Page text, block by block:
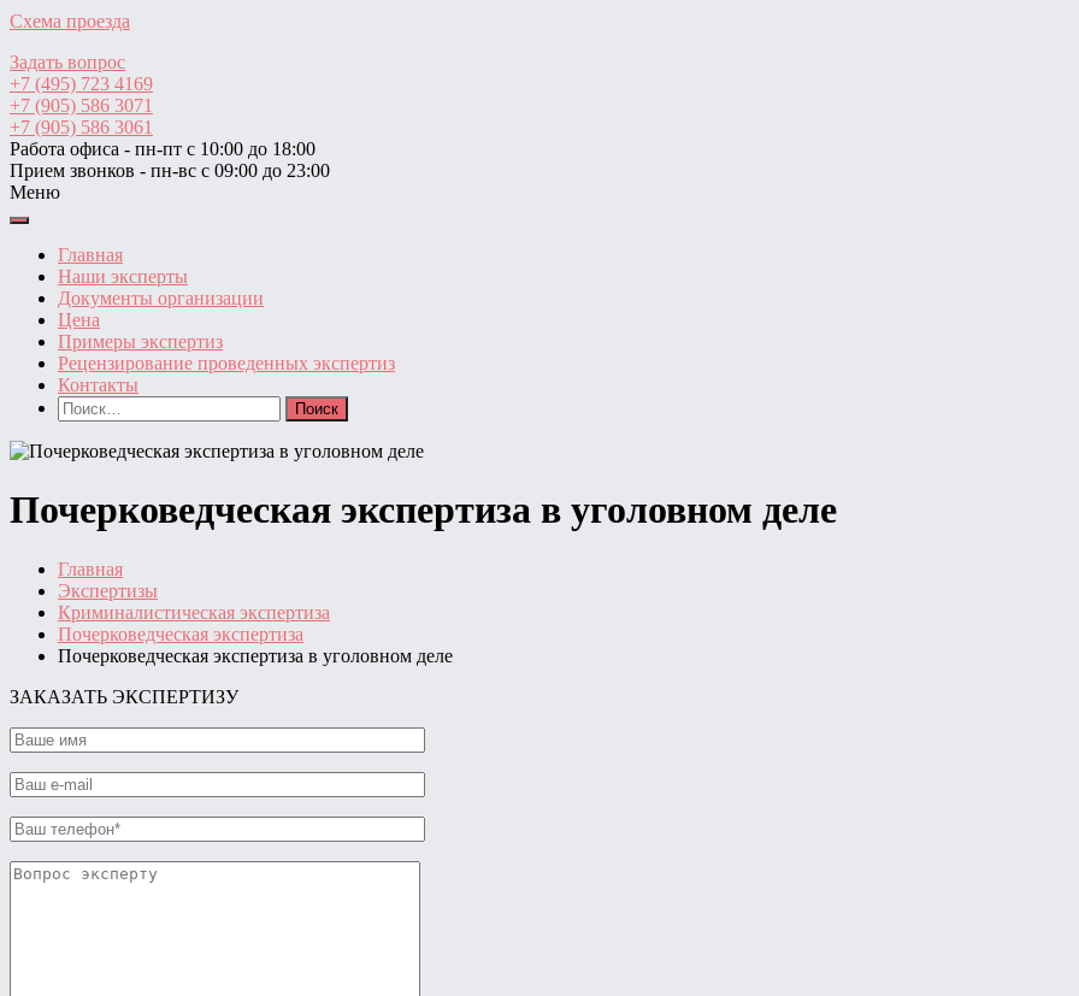
Схема проезда
Задать вопрос
+7 (495) 723 4169
+7 (905) 586 3071
+7 (905) 586 3061
Работа офиса - пн-пт с 10:00 до 18:00
Прием звонков - пн-вс с 09:00 до 23:00
Меню
Главная
Наши эксперты
Документы организации
Цена
Примеры экспертиз
Рецензирование проведенных экспертиз
Контакты
Найти:
Почерковедческая экспертиза в уголовном деле
Главная
Экспертизы
Криминалистическая экспертиза
Почерковедческая экспертиза
Почерковедческая экспертиза в уголовном деле
ЗАКАЗАТЬ ЭКСПЕРТИЗУ